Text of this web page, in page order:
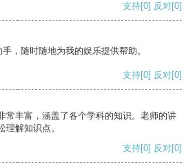
支持[0] 反对[0]
，随时随地为我的娱乐提供帮助。
支持[0] 反对[0]
常丰富，涵盖了各个学科的知识。老师的讲
理解知识点。
支持[0] 反对[0]